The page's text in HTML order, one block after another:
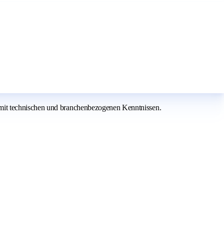
technischen und branchenbezogenen Kenntnissen.